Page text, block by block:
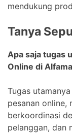
mendukung
Tanya
Apa saja tugas
Online di
Tugas
pesanan online,
berkoordinasi
pelanggan, dan